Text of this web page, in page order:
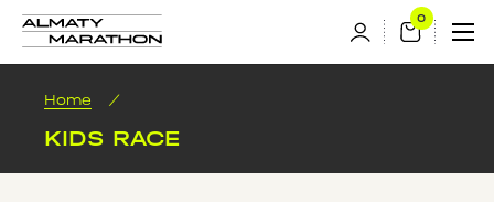
Home /
KIDS RACE